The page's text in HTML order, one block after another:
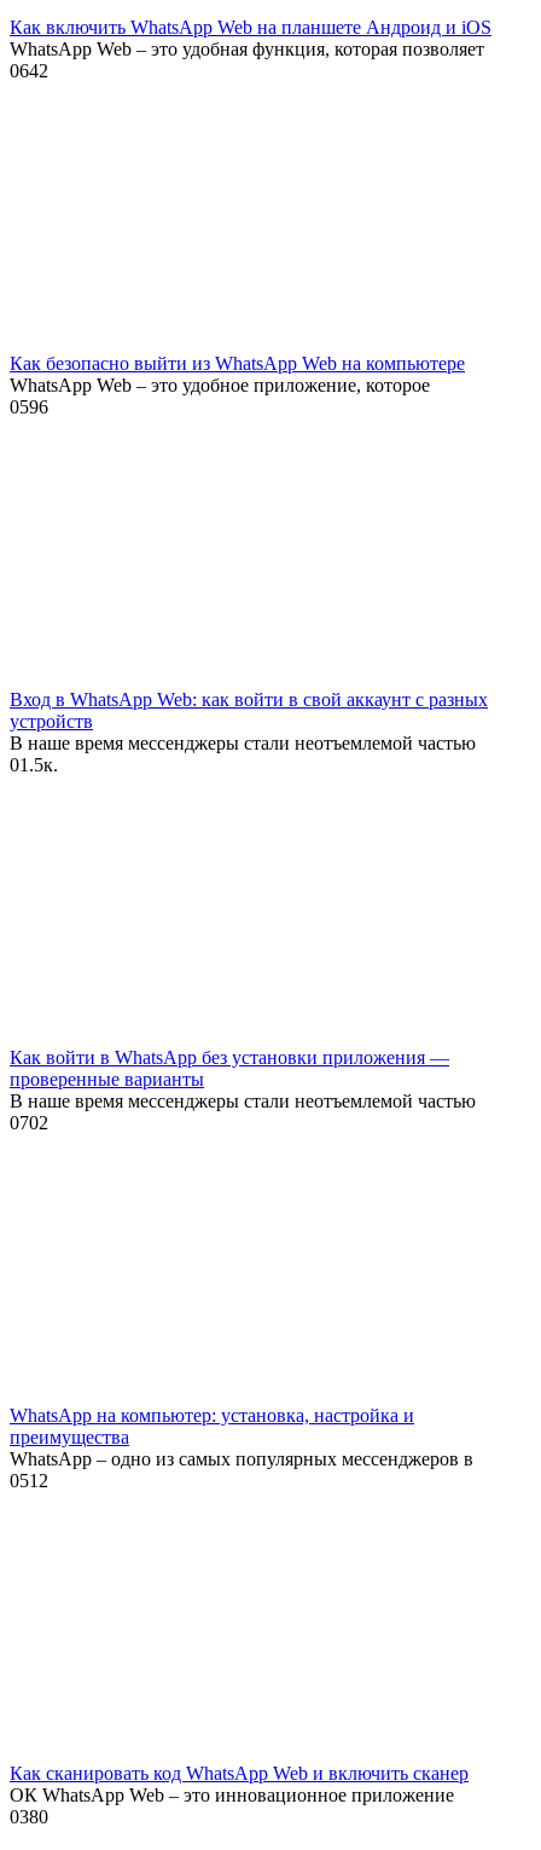
Как включить WhatsApp Web на планшете Андроид и iOS
WhatsApp Web – это удобная функция, которая позволяет
0642
Как безопасно выйти из WhatsApp Web на компьютере
WhatsApp Web – это удобное приложение, которое
0596
Вход в WhatsApp Web: как войти в свой аккаунт с разных
устройств
В наше время мессенджеры стали неотъемлемой частью
01.5к.
Как войти в WhatsApp без установки приложения —
проверенные варианты
В наше время мессенджеры стали неотъемлемой частью
0702
WhatsApp на компьютер: установка, настройка и
преимущества
WhatsApp – одно из самых популярных мессенджеров в
0512
Как сканировать код WhatsApp Web и включить сканер
ОК WhatsApp Web – это инновационное приложение
0380